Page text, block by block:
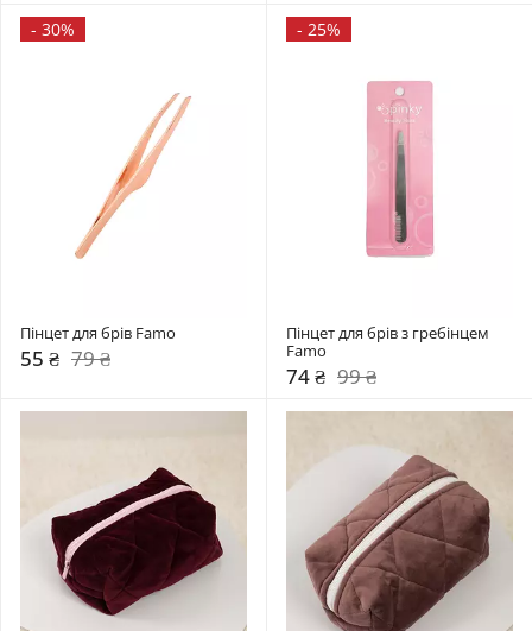
- 30%
Пінцет для брів Famo
55 ₴ 79 ₴
- 25%
Пінцет для брів з гребінцем
Famo
74 ₴ 99 ₴